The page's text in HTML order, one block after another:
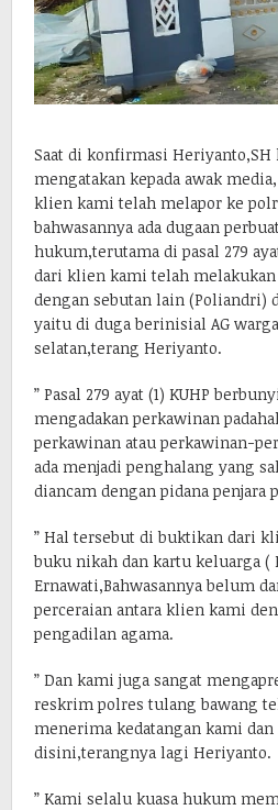
Saat di konfirmasi Heriyanto,SH
mengatakan kepada awak
klien kami telah melapor ke
bahwasannya ada dugaan
hukum,terutama di pasal 279
dari klien kami telah
dengan sebutan lain (Poliandri)
yaitu di duga berinisial AG
selatan,terang Heriyanto.
” Pasal 279 ayat (1) KUHP
mengadakan perkawinan
perkawinan atau perkawinan-
ada menjadi penghalang yang
diancam dengan pidana penjara
” Hal tersebut di buktikan dari
buku nikah dan kartu keluarga (
Ernawati,Bahwasannya belum
perceraian antara klien kami
pengadilan agama.
” Dan kami juga sangat
reskrim polres tulang bawang
menerima kedatangan kami
disini,terangnya lagi Heriyanto.
” Kami selalu kuasa hukum